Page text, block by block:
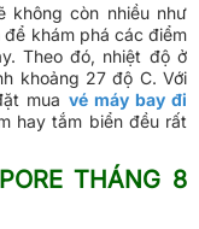
không còn nhiều như
khám phá các điểm
Theo đó, nhiệt độ ở
khoảng 27 độ C. Với
mua vé máy bay đi
hay tắm biển đều rất
THÁNG 8